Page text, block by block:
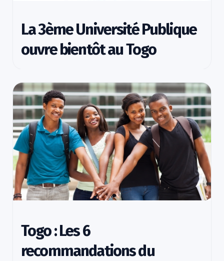
La 3ème Université Publique
ouvre bientôt au Togo
Togo : Les 6
recommandations du